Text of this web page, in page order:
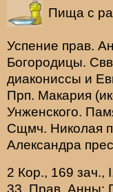
Пища с
Успение прав.
Богородицы.
диакониссы и
Прп. Макария (
Унженского.
Сщмч. Николая
Александра
2 Кор., 169 зач.,